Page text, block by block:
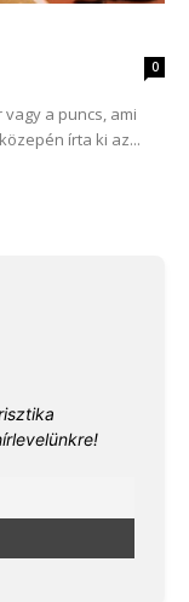
0
a puncs, ami
írta ki az...